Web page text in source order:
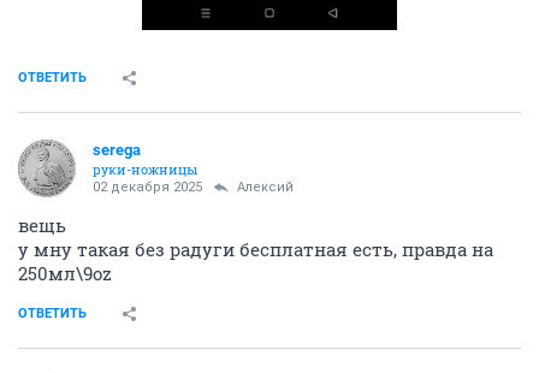
ОТВЕТИТЬ
serega
руки-ножницы
02 декабря 2025 Алексий
вещь
у мну такая без радуги бесплатная есть, правда на
250мл\9oz
ОТВЕТИТЬ